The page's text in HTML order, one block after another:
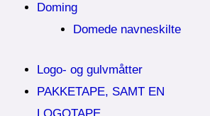
Doming
Domede navneskilte
Logo- og gulvmåtter
PAKKETAPE, SAMT EN
LOGOTAPE